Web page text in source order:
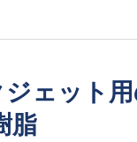
ェット
脂